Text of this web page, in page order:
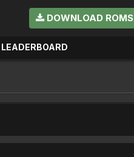
DOWNLOAD
LEADERBOARD